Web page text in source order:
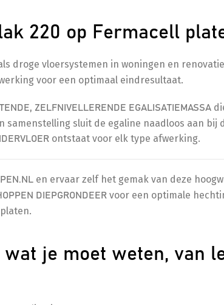
220 op Fermacell
droge vloersystemen in woningen en
voor een optimaal eindresultaat.
ZELFNIVELLERENDE EGALISATIEMASSA
samenstelling sluit de egaline naadloos aan bij
ontstaat voor elk type afwerking.
en ervaar zelf het gemak van deze
DIEPGRONDEER voor een optimale
je moet weten, van